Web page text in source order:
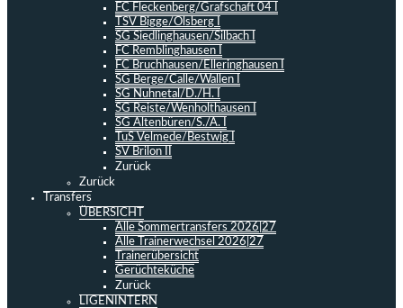
FC Fleckenberg/Grafschaft 04 I
TSV Bigge/Olsberg I
SG Siedlinghausen/Silbach I
FC Remblinghausen I
FC Bruchhausen/Elleringhausen I
SG Berge/Calle/Wallen I
SG Nuhnetal/D./H. I
SG Reiste/Wenholthausen I
SG Altenbüren/S./A. I
TuS Velmede/Bestwig I
SV Brilon II
Zurück
Zurück
Transfers
ÜBERSICHT
Alle Sommertransfers 2026|27
Alle Trainerwechsel 2026|27
Trainerübersicht
Gerüchteküche
Zurück
LIGENINTERN